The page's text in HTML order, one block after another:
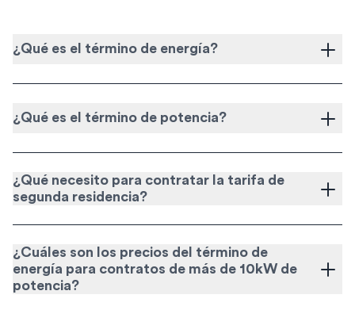
¿Qué es el término de energía?
¿Qué es el término de potencia?
¿Qué necesito para contratar la tarifa de
segunda residencia?
¿Cuáles son los precios del término de
energía para contratos de más de 10kW de
potencia?